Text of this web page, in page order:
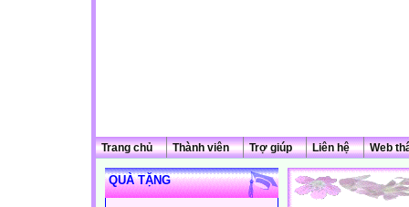
Trang chủ Thành viên Trợ giúp Liên hệ Web
QUÀ TẶNG